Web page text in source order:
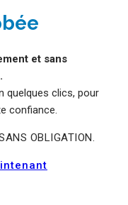
et sans
quelques clics, pour
confiance.
OBLIGATION.